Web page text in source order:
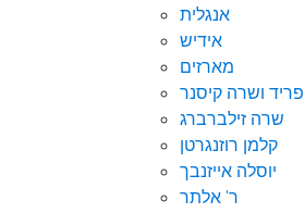
אנגלית
אידיש
מארזים
ושרה קיסנר
שרה זילברברג
קלמן רוזנגרטן
יוסלה אייזנבך
ר' אלתר